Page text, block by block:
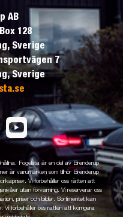
AB
128
Sverige
7
Sverige
Fogelsta är en del av Brenderup
är varumärken som tillhör Brenderup
Vi förbehåller oss rätten att
utan förvarning. Vi reserverar oss
priser och bilder. Sortimentet kan
Vi förbehåller oss rätten att korrigera